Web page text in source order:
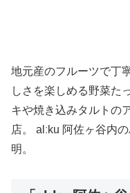
地元産のフルーツで丁
しさを楽しめる野菜た
キや焼き込みタルトの
店。 alːku 阿佐ヶ谷内
明。